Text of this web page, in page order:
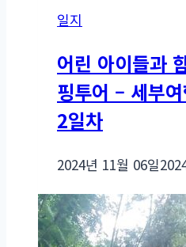
일지
어린 아이들과
핑투어 – 세부
2일차
2024년 11월 06일